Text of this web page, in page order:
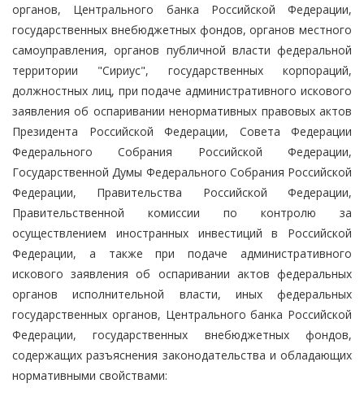
органов, Центрального банка Российской Федерации,
государственных внебюджетных фондов, органов местного
самоуправления, органов публичной власти федеральной
территории "Сириус", государственных корпораций,
должностных лиц, при подаче административного искового
заявления об оспаривании ненормативных правовых актов
Президента Российской Федерации, Совета Федерации
Федерального Собрания Российской Федерации,
Государственной Думы Федерального Собрания Российской
Федерации, Правительства Российской Федерации,
Правительственной комиссии по контролю за
осуществлением иностранных инвестиций в Российской
Федерации, а также при подаче административного
искового заявления об оспаривании актов федеральных
органов исполнительной власти, иных федеральных
государственных органов, Центрального банка Российской
Федерации, государственных внебюджетных фондов,
содержащих разъяснения законодательства и обладающих
нормативными свойствами: